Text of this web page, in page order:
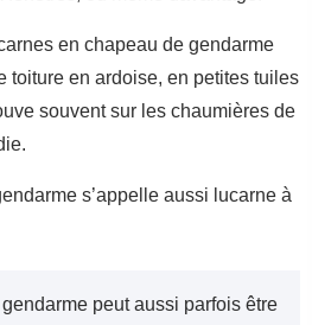
en chapeau de gendarme
toiture en ardoise, en petites tuiles
souvent sur les chaumières de
s’appelle aussi lucarne à
peut aussi parfois être